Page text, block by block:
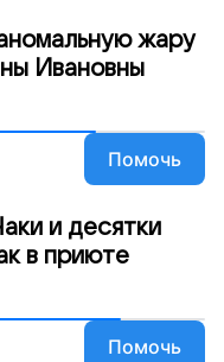
жару
Ивановны
Помочь
и десятки
в приюте
Помочь